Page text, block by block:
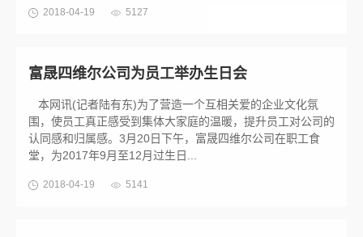
2018-04-19 5127
富晟四维尔公司为员工举办生日会
本网讯(记者陆有东)为了营造一个互相关爱的企业文化氛
围，使员工真正感受到集体大家庭的温暖，提升员工对公司的
认同感和归属感。3月20日下午，富晟四维尔公司在职工食
堂，为2017年9月至12月过生日...
2018-04-19 5141